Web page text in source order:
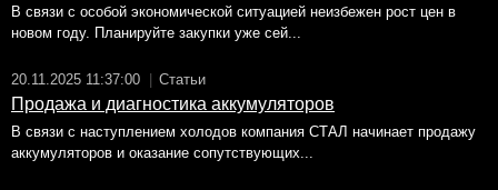
В связи с особой экономической ситуацией неизбежен рост цен в
новом году. Планируйте закупки уже сей...
20.11.2025 11:37:00 Статьи
Продажа и диагностика аккумуляторов
В связи с наступлением холодов компания СТАЛ начинает продажу
аккумуляторов и оказание сопутствующих...